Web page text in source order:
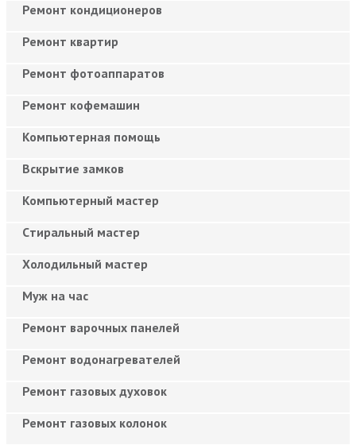
Ремонт кондиционеров
Ремонт квартир
Ремонт фотоаппаратов
Ремонт кофемашин
Компьютерная помощь
Вскрытие замков
Компьютерный мастер
Cтиральный мастер
Холодильный мастер
Муж на час
Ремонт варочных панелей
Ремонт водонагревателей
Ремонт газовых духовок
Ремонт газовых колонок